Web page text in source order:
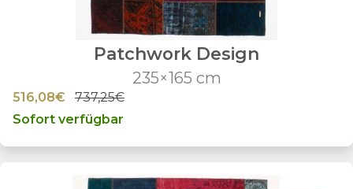
Patchwork Design
235×165 cm
516,08€
737,25€
Sofort verfügbar